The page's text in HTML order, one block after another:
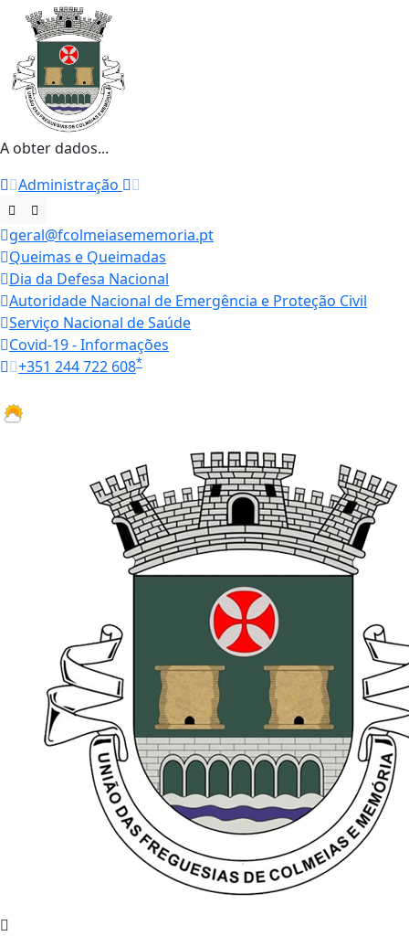
A obter dados...
Administração
geral@fcolmeiasememoria.pt
Queimas e Queimadas
Dia da Defesa Nacional
Autoridade Nacional de Emergência e Proteção Civil
Serviço Nacional de Saúde
Covid-19 - Informações
+351 244 722 608*